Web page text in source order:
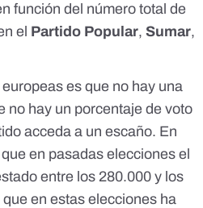
función del número total de
el Partido Popular, Sumar,
es que no hay una
no hay un porcentaje de voto
acceda a un escaño. En
en pasadas elecciones el
entre los 280.000 y los
en estas elecciones ha